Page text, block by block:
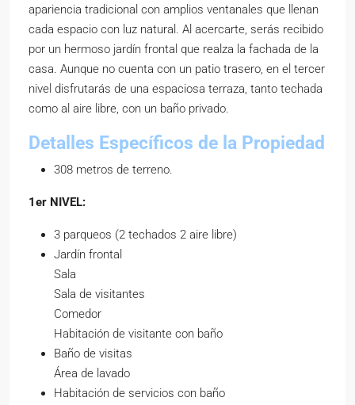
apariencia tradicional con amplios ventanales que llenan
cada espacio con luz natural. Al acercarte, serás recibido
por un hermoso jardín frontal que realza la fachada de la
casa. Aunque no cuenta con un patio trasero, en el tercer
nivel disfrutarás de una espaciosa terraza, tanto techada
como al aire libre, con un baño privado.
Detalles Específicos de la Propiedad
308 metros de terreno.
1er NIVEL:
3 parqueos (2 techados 2 aire libre)
Jardín frontal
Sala
Sala de visitantes
Comedor
Habitación de visitante con baño
Baño de visitas
Área de lavado
Habitación de servicios con baño